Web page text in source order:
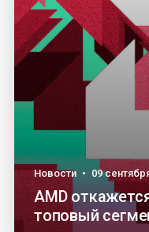
Новости • 09
AMD
топовый